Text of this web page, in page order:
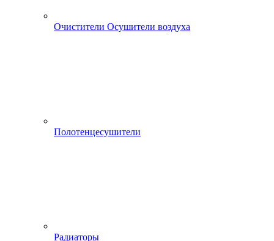
Очистители Осушители воздуха
Полотенцесушители
Радиаторы